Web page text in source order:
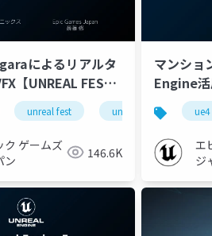
ue-ui ue-optimize ue-
によるリアルタ
【UNREAL FEST
unreal fest unreal fest west ’22
ク ゲームズ
ン
146.6K
マンショ
Engine活
FEST
ue4
エ
ジ